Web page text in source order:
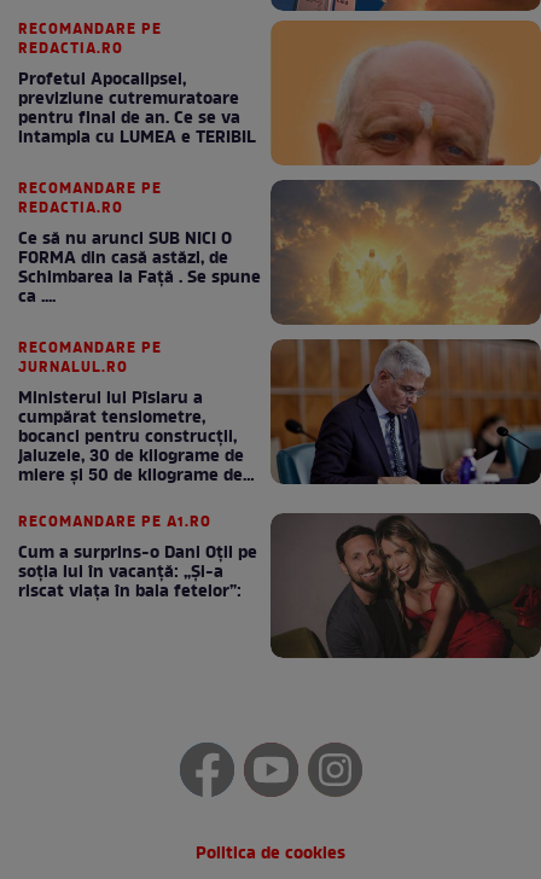
RECOMANDARE PE
REDACTIA.RO
Profetul Apocalipsei,
previziune cutremuratoare
pentru final de an. Ce se va
intampla cu LUMEA e TERIBIL
RECOMANDARE PE
REDACTIA.RO
Ce să nu arunci SUB NICI O
FORMA din casă astăzi, de
Schimbarea la Față . Se spune
ca ....
RECOMANDARE PE
JURNALUL.RO
Ministerul lui Pîslaru a
cumpărat tensiometre,
bocanci pentru construcții,
jaluzele, 30 de kilograme de
miere și 50 de kilograme de
RECOMANDARE PE A1.RO
Cum a surprins-o Dani Oțil pe
soția lui în vacanță: „Și-a
riscat viața în baia fetelor”:
Politica de cookies